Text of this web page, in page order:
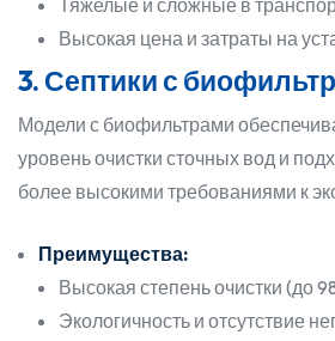
Тяжелые и сложные в
Высокая цена и затраты на
3. Септики с
Модели с биофильтрами
уровень очистки сточных вод и
более высокими требованиями к
Преимущества:
Высокая степень очистки (до
Экологичность и отсутствие